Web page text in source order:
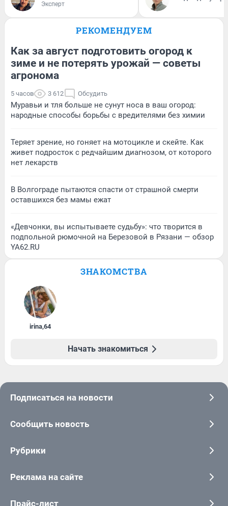
Эксперт
РЕКОМЕНДУЕМ
Как за август подготовить огород к
зиме и не потерять урожай — советы
агронома
5 часов 3 612 Обсудить
Муравьи и тля больше не сунут носа в ваш огород:
народные способы борьбы с вредителями без химии
Теряет зрение, но гоняет на мотоцикле и скейте. Как
живет подросток с редчайшим диагнозом, от которого
нет лекарств
В Волгограде пытаются спасти от страшной смерти
оставшихся без мамы ежат
«Девчонки, вы испытываете судьбу»: что творится в
подпольной рюмочной на Березовой в Рязани — обзор
YA62.RU
ЗНАКОМСТВА
irina,64
Начать знакомиться
Подписаться на новости
Сообщить новость
Рубрики
Реклама на сайте
Прайс-лист